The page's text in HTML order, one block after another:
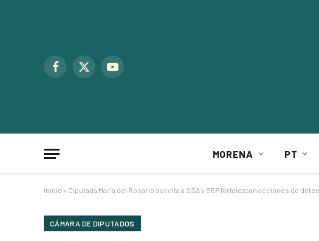
Facebook
X
YouTube
MORENA PT
Inicio » Diputada María del Rosario solicita a SSA y SEP fortalezcan acciones de
CÁMARA DE DIPUTADOS